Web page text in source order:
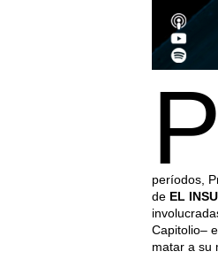
P
períodos,
de EL
Capitolio–
matar a su